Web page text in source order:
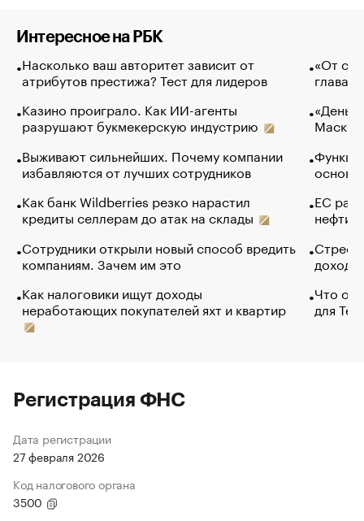
Интересное на РБК
Насколько ваш авторитет зависит от
атрибутов престижа? Тест для лидеров
Казино проиграло. Как ИИ-агенты
разрушают букмекерскую индустрию
Выживают сильнейших. Почему компании
избавляются от лучших сотрудников
Как банк Wildberries резко нарастил
кредиты селлерам до атак на склады
Сотрудники открыли новый способ вредить
компаниям. Зачем им это
Как налоговики ищут доходы
неработающих покупателей яхт и квартир
«От
глава
Маск в
основ
ЕС
нефти
Что
для
Регистрация ФНС
Дата регистрации
27 февраля 2026
Код налогового органа
3500